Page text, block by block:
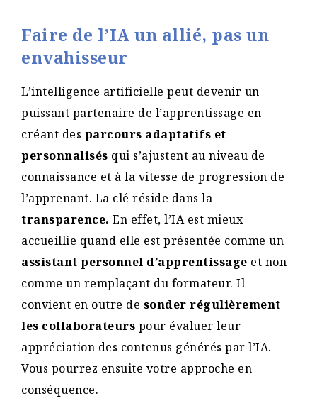
Faire de l’IA un allié, pas un
envahisseur
L’intelligence artificielle peut devenir un
puissant partenaire de l’apprentissage en
créant des parcours adaptatifs et
personnalisés qui s’ajustent au niveau de
connaissance et à la vitesse de progression de
l’apprenant. La clé réside dans la
transparence. En effet, l’IA est mieux
accueillie quand elle est présentée comme un
assistant personnel d’apprentissage et non
comme un remplaçant du formateur. Il
convient en outre de sonder régulièrement
les collaborateurs pour évaluer leur
appréciation des contenus générés par l’IA.
Vous pourrez ensuite votre approche en
conséquence.